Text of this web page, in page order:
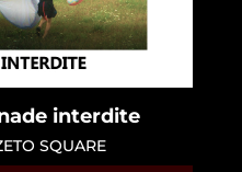
interdite
SQUARE